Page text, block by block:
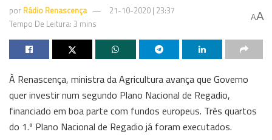
por Rádio Renascença
21-10-2020 | 23:37
Tempo De Leitura: 3 mins
AA
À Renascença, ministra da Agricultura avança que Governo
quer investir num segundo Plano Nacional de Regadio,
financiado em boa parte com fundos europeus. Três quartos
do 1.º Plano Nacional de Regadio já foram executados.